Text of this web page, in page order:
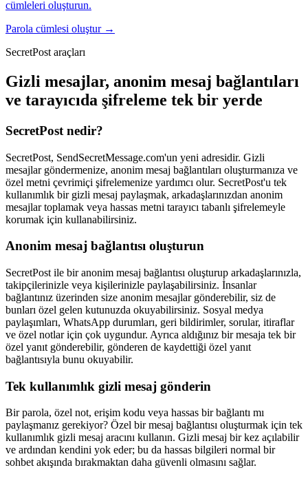
cümleleri oluşturun.
Parola cümlesi oluştur→
SecretPost araçları
Gizli mesajlar, anonim mesaj bağlantıları
ve tarayıcıda şifreleme tek bir yerde
SecretPost nedir?
SecretPost, SendSecretMessage.com'un yeni adresidir. Gizli
mesajlar göndermenize, anonim mesaj bağlantıları oluşturmanıza ve
özel metni çevrimiçi şifrelemenize yardımcı olur. SecretPost'u tek
kullanımlık bir gizli mesaj paylaşmak, arkadaşlarınızdan anonim
mesajlar toplamak veya hassas metni tarayıcı tabanlı şifrelemeyle
korumak için kullanabilirsiniz.
Anonim mesaj bağlantısı oluşturun
SecretPost ile bir anonim mesaj bağlantısı oluşturup arkadaşlarınızla,
takipçilerinizle veya kişilerinizle paylaşabilirsiniz. İnsanlar
bağlantınız üzerinden size anonim mesajlar gönderebilir, siz de
bunları özel gelen kutunuzda okuyabilirsiniz. Sosyal medya
paylaşımları, WhatsApp durumları, geri bildirimler, sorular, itiraflar
ve özel notlar için çok uygundur. Ayrıca aldığınız bir mesaja tek bir
özel yanıt gönderebilir, gönderen de kaydettiği özel yanıt
bağlantısıyla bunu okuyabilir.
Tek kullanımlık gizli mesaj gönderin
Bir parola, özel not, erişim kodu veya hassas bir bağlantı mı
paylaşmanız gerekiyor? Özel bir mesaj bağlantısı oluşturmak için tek
kullanımlık gizli mesaj aracını kullanın. Gizli mesaj bir kez açılabilir
ve ardından kendini yok eder; bu da hassas bilgileri normal bir
sohbet akışında bırakmaktan daha güvenli olmasını sağlar.